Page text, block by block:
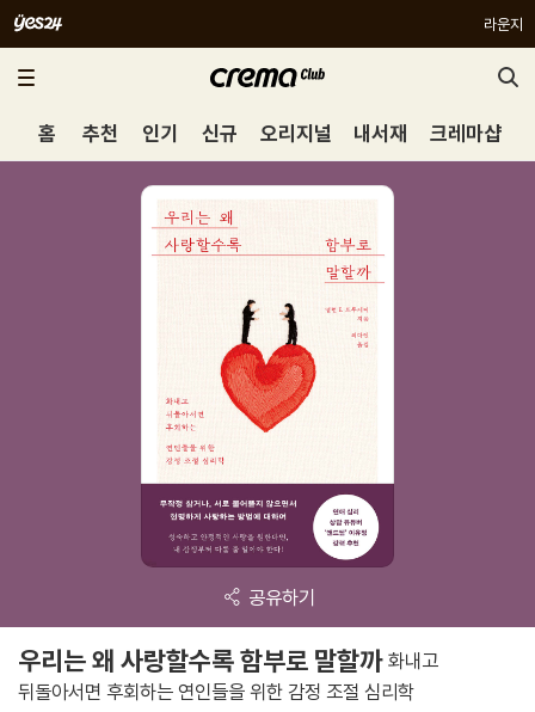
라운지
홈 추천 인기 신규 오리지널 내서재 크레마샵
공유하기
우리는 왜 사랑할수록 함부로 말할까 화내고
뒤돌아서면 후회하는 연인들을 위한 감정 조절 심리학